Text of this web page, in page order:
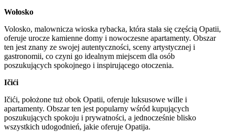
Wołosko
Volosko, malownicza wioska rybacka, która stała się częścią Opatii,
oferuje urocze kamienne domy i nowoczesne apartamenty. Obszar
ten jest znany ze swojej autentyczności, sceny artystycznej i
gastronomii, co czyni go idealnym miejscem dla osób
poszukujących spokojnego i inspirującego otoczenia.
Ičići
Ičići, położone tuż obok Opatii, oferuje luksusowe wille i
apartamenty. Obszar ten jest popularny wśród kupujących
poszukujących spokoju i prywatności, a jednocześnie blisko
wszystkich udogodnień, jakie oferuje Opatija.